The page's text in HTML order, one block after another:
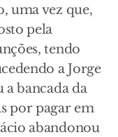
uma vez que,
pela
tendo
a Jorge
a bancada da
por pagar em
abandonou